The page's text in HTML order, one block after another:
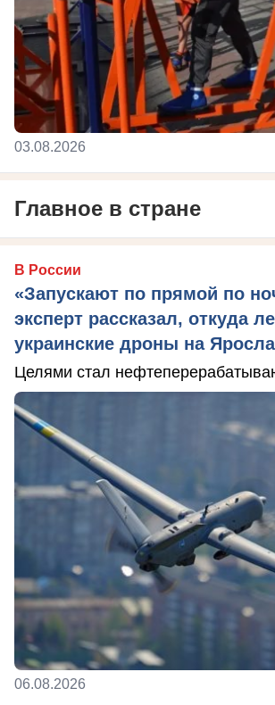
03.08.2026
Главное в стране
В России
«Запускают по прямой по
эксперт рассказал, откуда
украинские дроны на
Целями стал
06.08.2026